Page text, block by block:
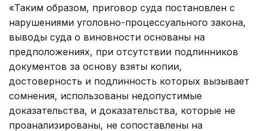
«Таким образом, приговор суда постановлен с
нарушениями уголовно-процессуального закона,
выводы суда о виновности основаны на
предположениях, при отсутствии подлинников
документов за основу взяты копии,
достоверность и подлинность которых вызывает
сомнения, использованы недопустимые
доказательства, и доказательства, которые не
проанализированы, не сопоставлены на